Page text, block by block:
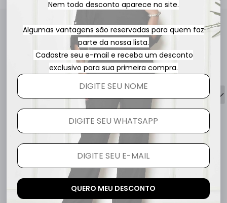
Avaliações
QUERO AVALIAR
1 avaliação
Gina S.
há 2 semanas
esta avaliação foi útil?
Nem todo desconto aparece no site.
Algumas vantagens são reservadas para quem faz
parte da nossa lista.
Cadastre seu e-mail e receba um desconto
exclusivo para sua primeira compra.
QUERO MEU DESCONTO